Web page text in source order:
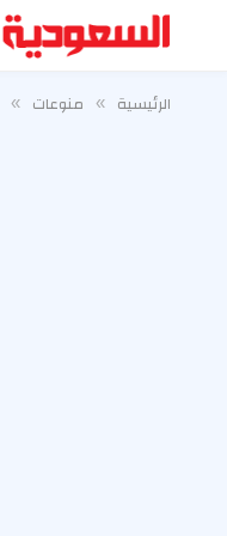
الرئيسية » منوعات »